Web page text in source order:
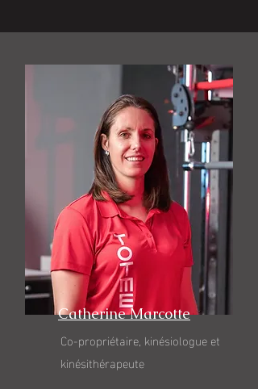
Catherine Marcotte
Co-propriétaire, kinésiologue et
kinésithérapeute